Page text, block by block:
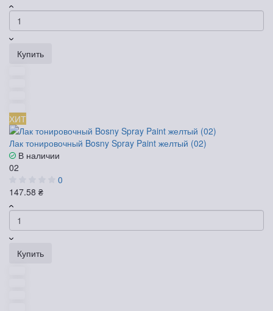
Купить
ХИТ
Лак тонировочный Bosny Spray Paint желтый (02)
В наличии
02
0
147.58 ₴
Купить